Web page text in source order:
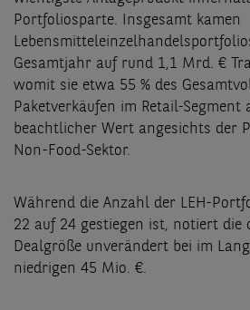
Portfoliosparte. Insgesamt kamen
Gesamtjahr auf rund 1,1 Mrd. €
womit sie etwa 55 % des
Paketverkäufen im Retail-Segment
beachtlicher Wert angesichts der
Non-Food-Sektor.
Während die Anzahl der LEH-
22 auf 24 gestiegen ist, notiert
Dealgröße unverändert bei im
niedrigen 45 Mio. €.